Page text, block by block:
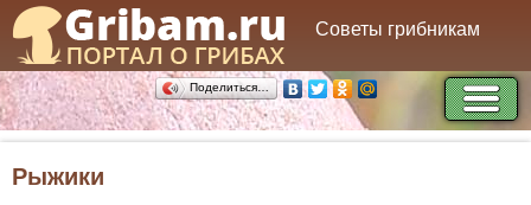
Советы грибникам
Поделиться…
Рыжики